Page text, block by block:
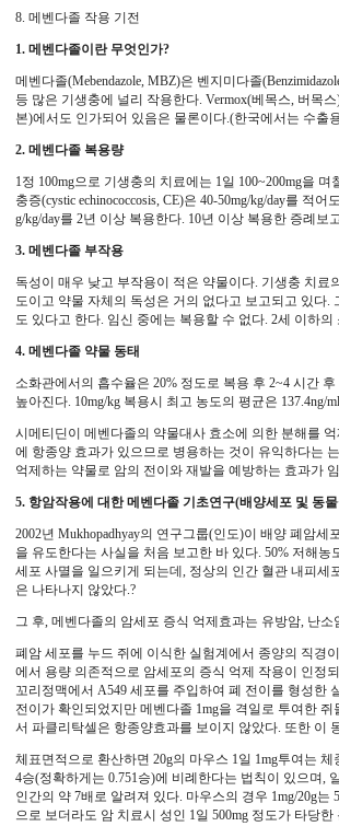
8. 메벤다졸 작용 기전
1. 메벤다졸이란 무엇인가?
메벤다졸(Mebendazole, MBZ)은 벤지미다졸
등 많은 기생충에 널리 작용한다. Vermox(베목스, 버목
본)에서도 인가되어 있음은 물론이다.(한국에서는 수출
2. 메벤다졸 복용량
1정 100mg으로 기생충의 치료에는 1일 100~200mg을
충증(cystic echinococcosis, CE)은 40-50mg/kg/day를 적
g/kg/day를 2년 이상 복용한다. 10년 이상 복용한 증례
3. 메벤다졸 부작용
독성이 매우 낮고 부작용이 적은 약물이다. 기생충 치
도이고 약물 자체의 독성은 거의 없다고 보고되고 있다
도 있다고 한다. 임신 중에는 복용할 수 없다. 2세 이하
4. 메벤다졸 약물 동태
소화관에서의 흡수율은 20% 정도로 복용 후 2~4 시간
높아진다. 10mg/kg 복용시 최고 농도의 평균은 137.4ng/
시메티딘이 메벤다졸의 약물대사 효소에 의한 분해를
에 항종양 효과가 있으므로 병용하는 것이 유익하다는
억제하는 약물로 암의 전이와 재발을 예방하는 효과가
5. 항암작용에 대한 메벤다졸 기초연구(배양세포 및 동
2002년 Mukhopadhyay의 연구그룹(인도)이 배양 폐암
을 유도한다는 사실을 처음 보고한 바 있다. 50% 저해
세포 사멸을 일으키게 되는데, 정상의 인간 혈관 내피
은 나타나지 않았다.?
그 후, 메벤다졸의 암세포 증식 억제효과는 유방암, 난
폐암 세포를 누드 쥐에 이식한 실험계에서 종양의 직경
에서 용량 의존적으로 암세포의 증식 억제 작용이 인정
꼬리정맥에서 A549 세포를 주입하여 폐 전이를 형성한
전이가 확인되었지만 메벤다졸 1mg을 격일로 투여한
서 파클리탁셀은 항종양효과를 보이지 않았다. 또한 이
체표면적으로 환산하면 20g의 마우스 1일 1mg투여는
4승(정확하게는 0.751승)에 비례한다는 법칙이 있으며,
인간의 약 7배로 알려져 있다. 마우스의 경우 1mg/20g는
으로 보더라도 암 치료시 성인 1일 500mg 정도가 타당한